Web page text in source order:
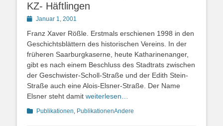
KZ- Häftlingen
PostedJanuar 1, 2001
Franz Xaver Rößle. Erstmals erschienen 1998 in den
Geschichtsblättern des historischen Vereins. In der
früheren Saarburgkaserne, heute Katharinenanger,
gibt es nach einem Beschluss des Stadtrats zwischen
der Geschwister-Scholl-Straße und der Edith Stein-
Straße auch eine Alois-Elsner-Straße. Der Name
Elsner steht damit weiterlesen…
Kategorien
Publikationen, PublikationenAndere